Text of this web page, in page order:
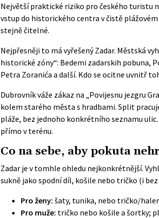
Největší praktické riziko pro českého turistu
vstup do historického centra v čistě
stejně čitelné.
Nejpřesněji to má vyřešený Zadar. Městská
historické zóny“: Bedemi zadarskih pobuna,
Petra Zoranića a další. Kdo se ocitne uvnitř
Dubrovník váže zákaz na „Povijesnu jezgru
kolem starého města s hradbami. Split
pláže, bez jednoho konkrétního seznamu
přímo v terénu.
Co na sebe, aby pokuta
Zadar je v tomhle ohledu nejkonkrétnější.
sukně jako spodní díl, košile nebo tričko (i
Pro ženy: šaty, tunika, nebo tričko/
Pro muže: tričko nebo košile a šortky;